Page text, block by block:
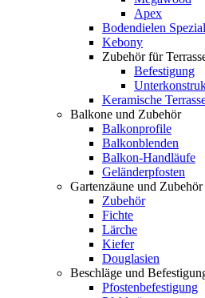
Apex
Bodendielen
Kebony
Zubehör für
Befestigung
Keramische
Balkone und Zubehör
Balkonprofile
Balkonblenden
Balkon-Handläufe
Geländerpfosten
Gartenzäune und Zubehör
Zubehör
Fichte
Lärche
Kiefer
Douglasien
Beschläge und
Pfostenbefestigung